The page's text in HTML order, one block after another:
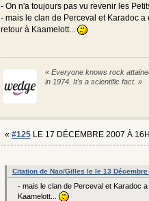
- On n'a toujours pas vu revenir les
- mais le clan de Perceval et Karadoc
retour à Kaamelott...
« Everyone knows rock
in 1974. It's a scientific fact. »
« #125LE 17 DÉCEMBRE 2007 À
Citation de Nao/Gilles le le 13 Décembre
- mais le clan de Perceval et Karadoc
Kaamelott...